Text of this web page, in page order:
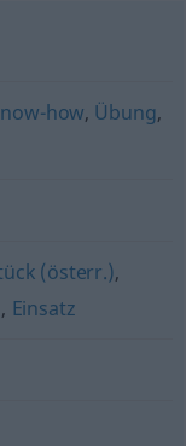
how, Übung,
(österr.),
, Einsatz